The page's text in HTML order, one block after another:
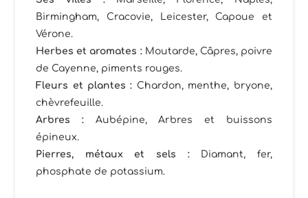
Birmingham, Cracovie, Leicester, Capoue et
Vérone.
Herbes et aromates :Moutarde, Câpres, poivre
de Cayenne, piments rouges.
Fleurs et plantes : Chardon, menthe, bryone,
chèvrefeuille.
Arbres : Aubépine, Arbres et buissons
épineux.
Pierres, métaux et sels
:Diamant, fer,
phosphate de potassium.